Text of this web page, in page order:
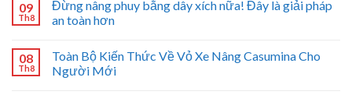
09
Th8
Đừng nâng phuy bằng dây xích nữa! Đây là giải pháp
an toàn hơn
08
Th8
Toàn Bộ Kiến Thức Về Vỏ Xe Nâng Casumina Cho
Người Mới